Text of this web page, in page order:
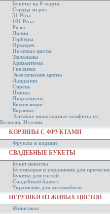
Букеты на 8 марта
Сердца из роз
51 Роза
101 Роза
Розы
Лилии
Герберы
Орхидеи
Полевые цветы
Тюльпаны
Хризантемы
Гвоздики
Экзотические цветы
Ландыши
Сирень
Пионы
Подсолнухи
Композиции
Корзины
Элитные шоколадные конфеты из
Бельгии, Италии.
КОРЗИНЫ С ФРУКТАМИ
Фрукты в корзине
СВАДЕБНЫЕ БУКЕТЫ
Букет невесты
Бутоньерки и украшения для прически
Букеты для гостей
Свадебный банкет
Украшение для автомобиля
ИГРУШКИ ИЗ ЖИВЫХ ЦВЕТОВ
Животные